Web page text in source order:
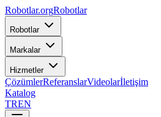
Robotlar.orgRobotlar
Robotlar
Markalar
Hizmetler
ÇözümlerReferanslarVideolarİletişim
Katalog
TREN